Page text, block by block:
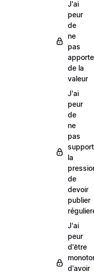
J'ai
peur
de
ne
pas
de la
valeur
J'ai
peur
de
ne
pas
la
de
devoir
publier
J'ai
peur
d'être
d'avoir